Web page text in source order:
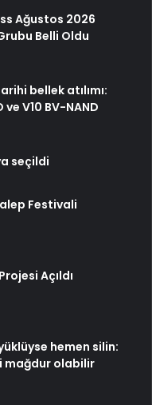
Ağustos 2026
Belli Oldu
bellek atılımı:
ve V10 BV-NAND
seçildi
Festivali
Açıldı
hemen silin:
mağdur olabilir